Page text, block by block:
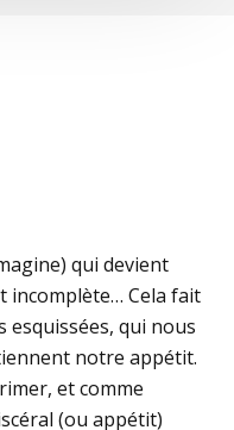
qui devient
incomplète… Cela fait
esquissées, qui nous
notre appétit.
et comme
(ou appétit)